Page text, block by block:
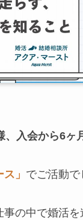
、入会から6ヶ
」 でご活動で
の中で婚活を